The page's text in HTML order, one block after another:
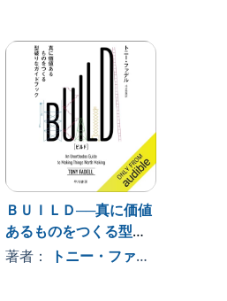
, 、その他
ＢＵＩＬＤ──真に価値
あるものをつくる型破
りなガイドブック
著者： トニー・ファデル